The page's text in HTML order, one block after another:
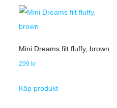
Mini Dreams filt fluffy, brown
299kr
Köp produkt